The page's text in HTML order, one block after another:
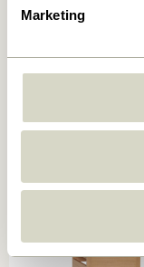
Marketing
Koohi Sidebord Natur